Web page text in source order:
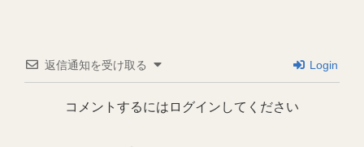
返信通知を受け取る Login
コメントするにはログインしてください